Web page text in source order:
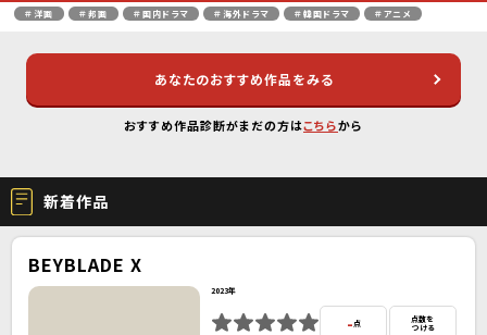
＃洋画 ＃邦画 ＃国内ドラマ ＃海外ドラマ ＃韓国ドラマ ＃アニメ
あなたのおすすめ作品をみる
おすすめ作品診断がまだの方はこちらから
新着作品
BEYBLADE X
2023年
- 点
点数を
つける